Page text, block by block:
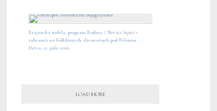
Krajanská nedeľa, program Rodina / Slováci žijúci v
zahraničí na Folklórnych slávnostiach pod Poľanou -
Detva, 12. júla 2026...
LOAD MORE